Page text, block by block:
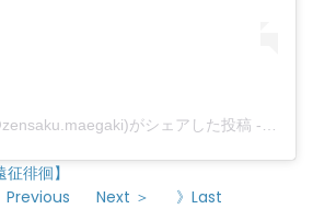
がシェアした投稿 -
徘徊】
Previous Next ＞ 》Last